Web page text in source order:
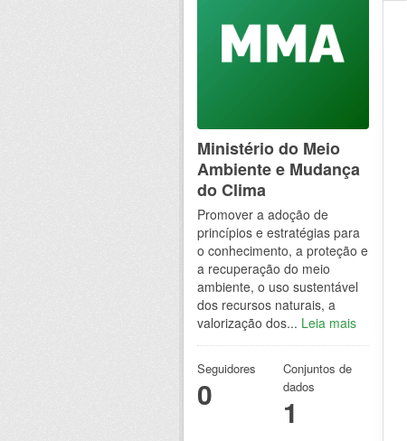
Ministério do Meio
Ambiente e Mudança
do Clima
Promover a adoção de
princípios e estratégias para
o conhecimento, a proteção e
a recuperação do meio
ambiente, o uso sustentável
dos recursos naturais, a
valorização dos... Leia mais
Seguidores
0
Conjuntos de
dados
1